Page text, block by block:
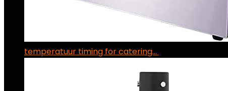
temperatuur timing for catering…